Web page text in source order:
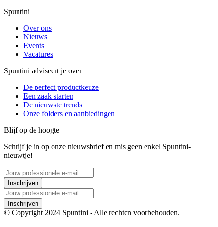
Spuntini
Over ons
Nieuws
Events
Vacatures
Spuntini adviseert je over
De perfect productkeuze
Een zaak starten
De nieuwste trends
Onze folders en aanbiedingen
Blijf op de hoogte
Schrijf je in op onze nieuwsbrief en mis geen enkel Spuntini-
nieuwtje!
Inschrijven
Inschrijven
© Copyright 2024 Spuntini - Alle rechten voorbehouden.